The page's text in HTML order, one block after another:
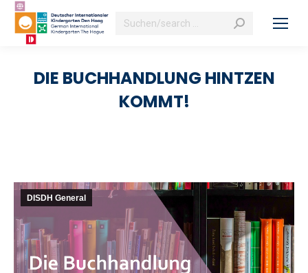
Search:
DIE BUCHHANDLUNG HINTZEN
KOMMT!
DISDH General